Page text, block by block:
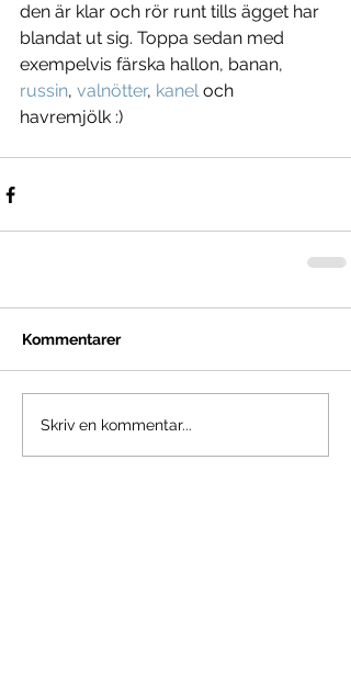
den är klar och rör runt tills ägget har
blandat ut sig. Toppa sedan med
exempelvis färska hallon, banan,
russin, valnötter, kanel och
havremjölk :)
Kommentarer
Skriv en kommentar...